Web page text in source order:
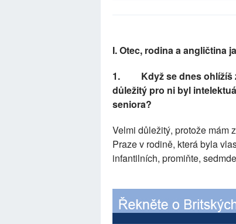
I. Otec, rodina a angličtina
1.
Když se dnes
důležitý pro ni byl
seniora?
Velmi důležitý, protože mám
Praze v rodině, která byla
infantilních, promiňte,